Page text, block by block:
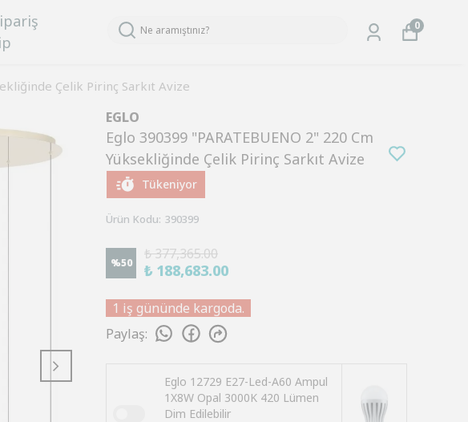
0
Çelik Pirinç Sarkıt Avize
EGLO
Eglo 390399 "PARATEBUENO 2" 220 Cm
Yüksekliğinde Çelik Pirinç Sarkıt Avize
Tükeniyor
Ürün Kodu: 390399
%50
₺ 377,365.00
₺ 188,683.00
1 iş gününde kargoda.
Paylaş:
Eglo 12729 E27-Led-A60 Ampul
1X8W Opal 3000K 420 Lümen
Dim Edilebilir